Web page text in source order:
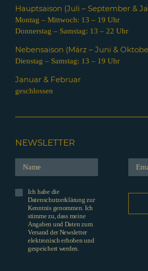
Hauptsaison (Juli – September &
Montag – Mittwoch: 13 – 19 Uhr
Donnerstag – Samstag: 13 – 22 Uhr
Nebensaison (März – Juni &
Dienstag – Samstag: 13 – 19 Uhr
Januar & Februar
geschlossen
NEWSLETTER
Ich habe die
Datenschutzerklärung zur
Kenntnis genommen. Ich
stimme zu, dass meine
Angaben und Daten zum
Versand der Newsletter
elektronisch erhoben und
gespeichert werden.